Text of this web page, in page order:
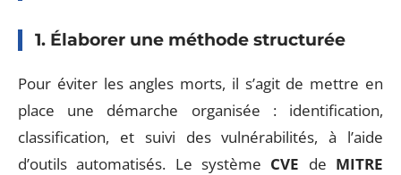
1. Élaborer une méthode structurée
Pour éviter les angles morts, il s’agit de mettre en
place une démarche organisée : identification,
classification, et suivi des vulnérabilités, à l’aide
d’outils automatisés. Le système CVE de MITRE